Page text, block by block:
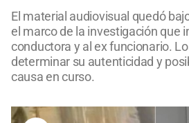
El material audiovisual quedó
el marco de la investigación que
conductora y al ex funcionario.
determinar su autenticidad y
causa en curso.